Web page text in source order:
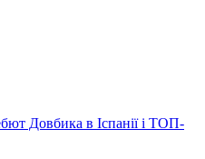
Довбика в Іспанії і ТОП-